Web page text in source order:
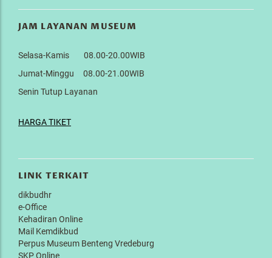
JAM LAYANAN MUSEUM
Selasa-Kamis 08.00-20.00WIB
Jumat-Minggu 08.00-21.00WIB
Senin Tutup Layanan
HARGA TIKET
LINK TERKAIT
dikbudhr
e-Office
Kehadiran Online
Mail Kemdikbud
Perpus Museum Benteng Vredeburg
SKP Online